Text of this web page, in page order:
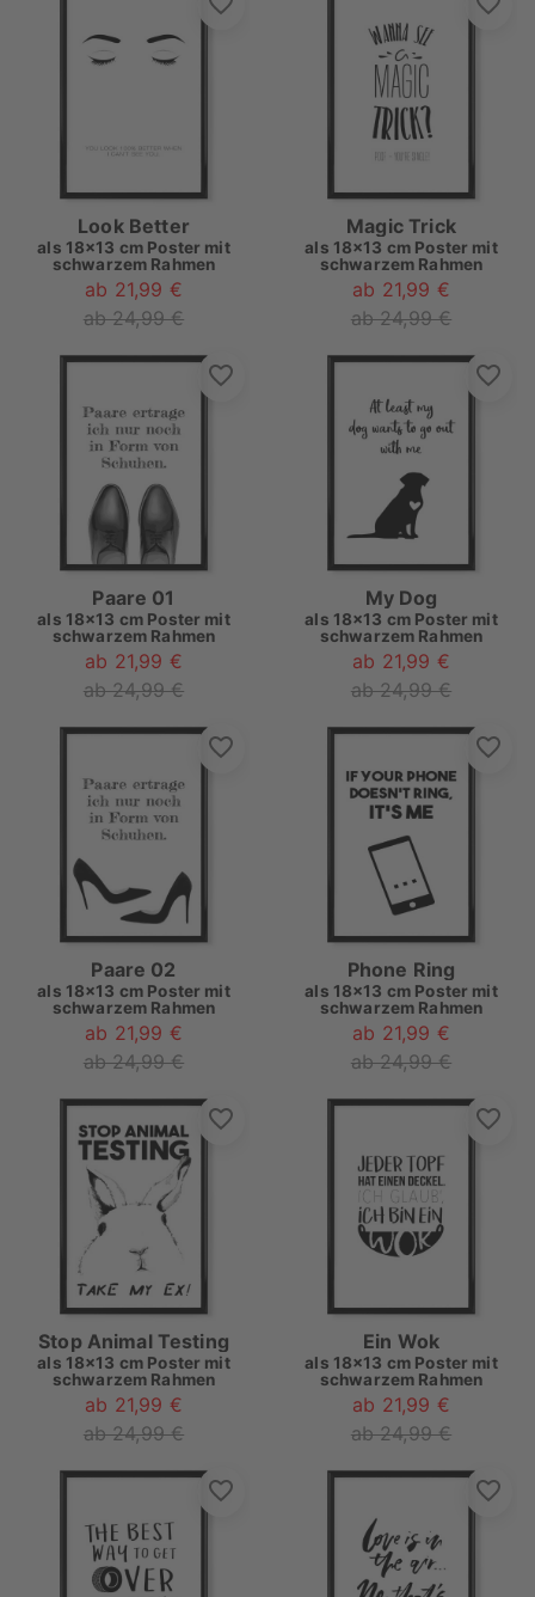
Look Better
als 18x13 cm Poster mit
schwarzem Rahmen
ab 21,99 €
ab 24,99 €
Magic Trick
als 18x13 cm Poster mit
schwarzem Rahmen
ab 21,99 €
ab 24,99 €
Paare 01
als 18x13 cm Poster mit
schwarzem Rahmen
ab 21,99 €
ab 24,99 €
My Dog
als 18x13 cm Poster mit
schwarzem Rahmen
ab 21,99 €
ab 24,99 €
Paare 02
als 18x13 cm Poster mit
schwarzem Rahmen
ab 21,99 €
ab 24,99 €
Phone Ring
als 18x13 cm Poster mit
schwarzem Rahmen
ab 21,99 €
ab 24,99 €
Stop Animal Testing
als 18x13 cm Poster mit
schwarzem Rahmen
ab 21,99 €
ab 24,99 €
Ein Wok
als 18x13 cm Poster mit
schwarzem Rahmen
ab 21,99 €
ab 24,99 €